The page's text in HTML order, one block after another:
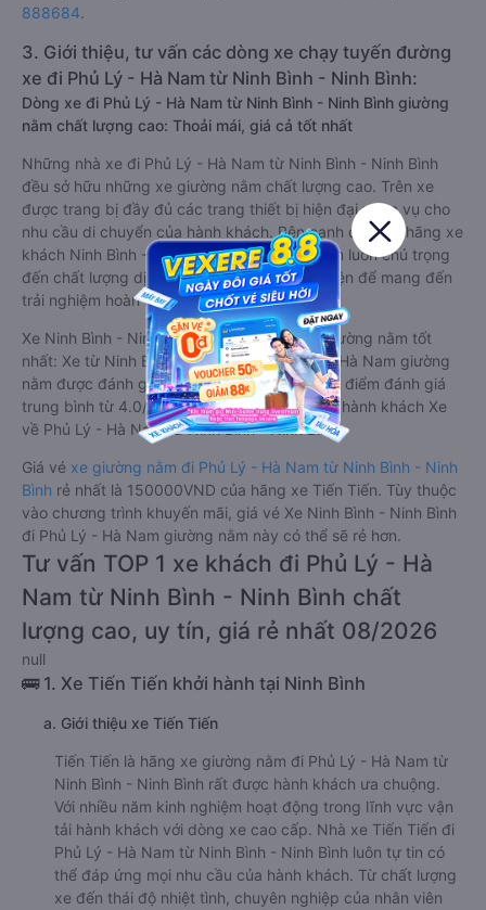
888684.
3. Giới thiệu, tư vấn các dòng xe chạy tuyến đường
xe đi Phủ Lý - Hà Nam từ Ninh Bình - Ninh Bình:
Dòng xe đi Phủ Lý - Hà Nam từ Ninh Bình - Ninh Bình giường
nằm chất lượng cao: Thoải mái, giá cả tốt nhất
Những nhà xe đi Phủ Lý - Hà Nam từ Ninh Bình - Ninh Bình
đều sở hữu những xe giường nằm chất lượng cao. Trên xe
được trang bị đầy đủ các trang thiết bị hiện đại phục vụ cho
nhu cầu di chuyển của hành khách. Bên cạnh đó, các hãng xe
khách Ninh Bình - Ninh Bình Phủ Lý - Hà Nam luôn chú trọng
đến chất lượng dịch vụ, không ngừng cải thiện để mang đến
trải nghiệm hoàn hảo cho hành khách.
Xe Ninh Bình - Ninh Bình Phủ Lý - Hà Nam giường nằm tốt
nhất: Xe từ Ninh Bình - Ninh Bình đi Phủ Lý - Hà Nam giường
nằm được đánh giá chung chất lượng Tốt với điểm đánh giá
trung bình từ 4.0/5 dựa trên 11 phản hồi của hành khách Xe
về Phủ Lý - Hà Nam từ Ninh Bình - Ninh Bình.
Giá vé xe giường nằm đi Phủ Lý - Hà Nam từ Ninh Bình - Ninh
Bình rẻ nhất là 150000VND của hãng xe Tiến Tiến. Tùy thuộc
vào chương trình khuyến mãi, giá vé Xe Ninh Bình - Ninh Bình
đi Phủ Lý - Hà Nam giường nằm này có thể sẽ rẻ hơn.
Tư vấn TOP 1 xe khách đi Phủ Lý - Hà
Nam từ Ninh Bình - Ninh Bình chất
lượng cao, uy tín, giá rẻ nhất 08/2026
null
🚌 1. Xe Tiến Tiến khởi hành tại Ninh Bình
a. Giới thiệu xe Tiến Tiến
Tiến Tiến là hãng xe giường nằm đi Phủ Lý - Hà Nam từ
Ninh Bình - Ninh Bình rất được hành khách ưa chuộng.
Với nhiều năm kinh nghiệm hoạt động trong lĩnh vực vận
tải hành khách với dòng xe cao cấp. Nhà xe Tiến Tiến đi
Phủ Lý - Hà Nam từ Ninh Bình - Ninh Bình luôn tự tin có
thể đáp ứng mọi nhu cầu của hành khách. Từ chất lượng
xe đến thái độ nhiệt tình, chuyên nghiệp của nhân viên